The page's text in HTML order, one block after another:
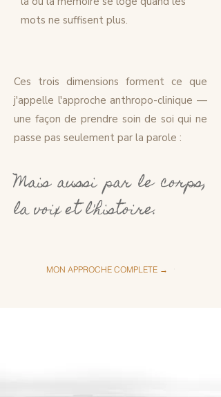
Ces trois dimensions forment ce que
j'appelle l'approche anthropo-clinique —
une façon de prendre soin de soi qui ne
passe pas seulement par la parole :
Mais aussi par le corps,
la voix et l'histoire.
mots ne suffisent plus.
MON APPROCHE COMPLETE →